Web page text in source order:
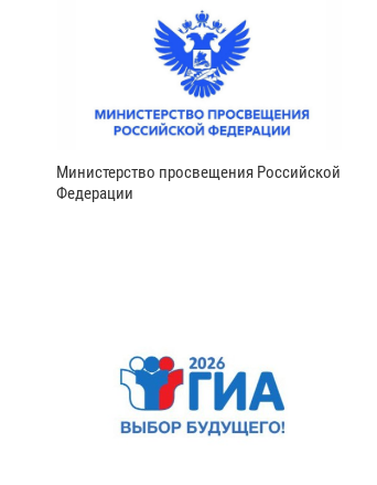
Министерство просвещения Российской
Федерации